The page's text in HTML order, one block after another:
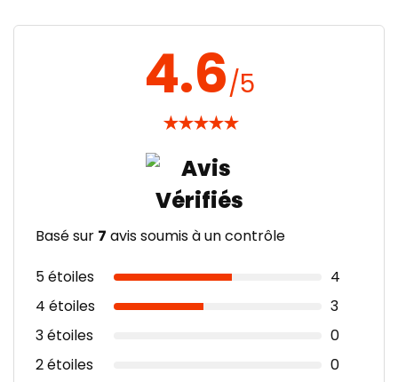
4.6/5
★★★★★
Basé sur 7 avis soumis à un contrôle
5 étoiles
4
4 étoiles
3
3 étoiles
0
2 étoiles
0